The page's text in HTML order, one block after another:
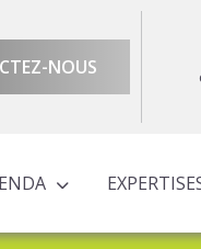
NOUS